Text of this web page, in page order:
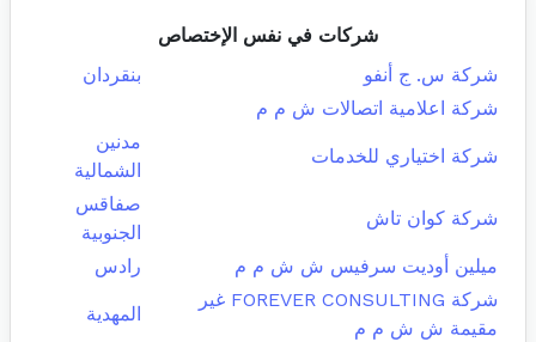
شركات في نفس الإختصاص
شركة س. ج أنفو
بنقردان
شركة اعلامية اتصالات ش م م
شركة اختياري للخدمات
مدنين
الشمالية
شركة كوان تاش
صفاقس
الجنوبية
ميلين أوديت سرفيس ش ش م م
رادس
شركة FOREVER CONSULTING غير
مقيمة ش ش م م
المهدية